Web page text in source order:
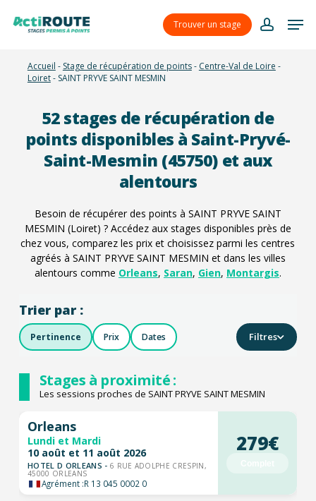
Trouver un stage
account
Accueil - Stage de récupération de points- Centre-Val de Loire -
Loiret- SAINT PRYVE SAINT MESMIN
52stages de récupération de
points disponibles à Saint-Pryvé-
Saint-Mesmin (45750) et aux
alentours
Besoin de récupérer des points à SAINT PRYVE SAINT
MESMIN (Loiret) ? Accédez aux stages disponibles près de
chez vous, comparez les prix et choisissez parmi les centres
agréés à SAINT PRYVE SAINT MESMIN et dans les villes
alentours comme Orleans, Saran, Gien, Montargis.
Trier par :
Pertinence Prix Dates Filtres
Stages à proximité :
Les sessions proches de SAINT PRYVE SAINT MESMIN
Orleans
Lundi et Mardi
10 août et 11 août 2026
HOTEL D ORLEANS - 6 RUE ADOLPHE CRESPIN,
45000 ORLEANS
Agrément :R 13 045 0002 0
279€